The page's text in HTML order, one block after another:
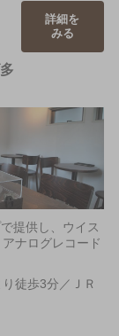
詳細を
みる
提供し、ウイス
ナログレコード
徒歩3分／ＪＲ